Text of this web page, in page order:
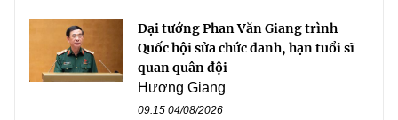
Đại tướng Phan Văn Giang trình
Quốc hội sửa chức danh, hạn tuổi sĩ
quan quân đội
Hương Giang
09:15 04/08/2026